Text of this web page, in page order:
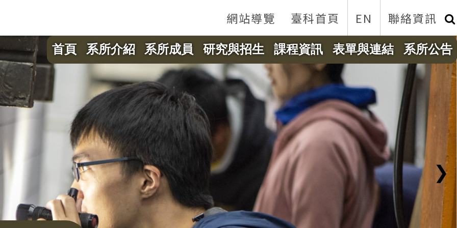
網站導覽 臺科首頁 EN 聯絡資訊
首頁 系所介紹 系所成員 研究與招生 課程資訊 表單與連結 系所公告
❯